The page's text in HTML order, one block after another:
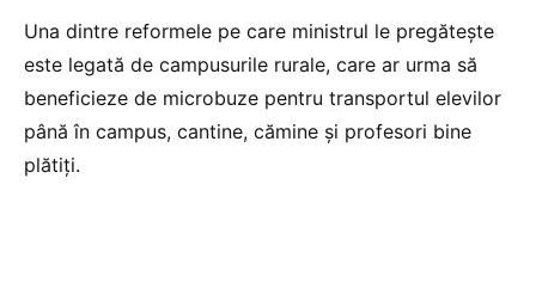
Una dintre reformele pe care ministrul le pregătește
este legată de campusurile rurale, care ar urma să
beneficieze de microbuze pentru transportul elevilor
până în campus, cantine, cămine și profesori bine
plătiți.